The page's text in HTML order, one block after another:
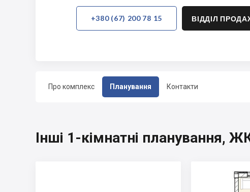
Про комплекс Планування Контакти
+380 (67) 200 78 15 ВІДДІЛ
Інші 1-кімнатні планування,